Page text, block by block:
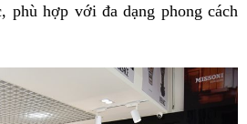
phù hợp với đa dạng phong cách